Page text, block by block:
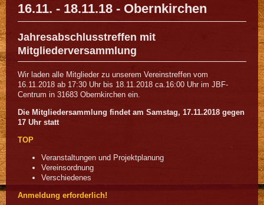
16.11. - 18.11.18 - Obernkirchen
Jahresabschlusstreffen mit
Mitgliederversammlung
Wir laden alle Mitglieder zu unserem Vereinstreffen vom
16.11.2018 ab 17:30 Uhr bis 18.11.2018 ca.16:00 Uhr im JBF-
Centrum in 31683 Obernkirchen ein.
Die Mitgliedersammlung findet am Samstag, 17.11.2018 gegen
17 Uhr statt
TOP
Veranstaltungen und Projektplanung
Vereinsordnung
Verschiedenes
Anmeldung erforderlich!